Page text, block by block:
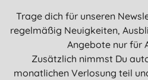
Trage dich für unseren
regelmäßig Neuigkeiten,
Angebote nur für
Zusätzlich nimmst Du
monatlichen Verlosung teil